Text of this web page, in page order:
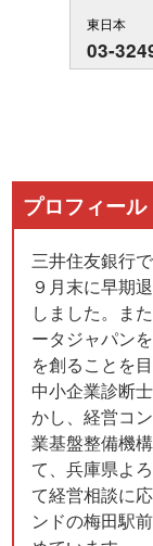
東日本
03-
プロフィール
三井住友銀行
９月末に早期
しました。ま
ータジャパン
を創ることを
中小企業診断
かし、経営コ
業基盤整備機
て、兵庫県よ
て経営相談に
ンドの梅田駅